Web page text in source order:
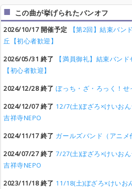
この曲が挙げられたバンオフ
2026/10/17 開催予定
【第2回】結束バン
丘【初心者歓迎】
2026/05/31 終了
【満員御礼】結束バン
【初心者歓迎】
2024/12/28 終了 ぼっち・ざ・ろっく！せ
2024/12/07 終了 12/7(土)ぼざろ×けいお
吉祥寺NEPO
2024/11/17 終了 ガールズバンド（アニ
2024/07/27 終了 7/27(土)ぼざろ×けいお
吉祥寺NEPO
2023/11/18 終了 11/18(土)ぼざろ×けいお